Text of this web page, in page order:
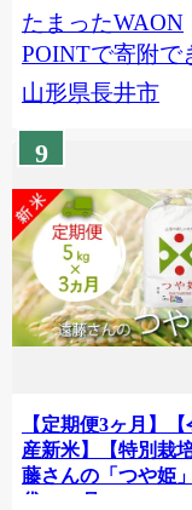
たまったWAON
POINTで寄附で
山形県長井市
9
【定期便3ヶ月】
産新米】【特別栽
藤さんの「つや姫
袋×3ヶ月_A147(R8)